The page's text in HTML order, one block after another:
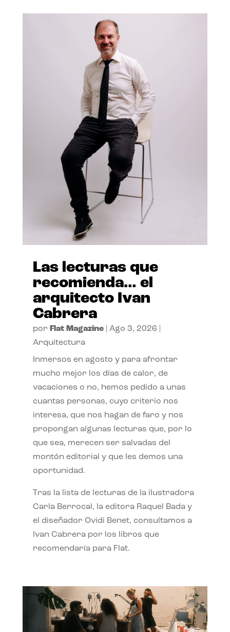
Las lecturas que
recomienda… el
arquitecto Ivan
Cabrera
por Flat Magazine| Ago 3, 2026
Arquitectura
Inmersos en agosto y para afrontar
mucho mejor los días de calor, de
vacaciones o no, hemos pedido a unas
cuantas personas, cuyo criterio nos
interesa, que nos hagan de faro y nos
propongan algunas lecturas que, por lo
que sea, merecen ser salvadas del
montón editorial y que les demos una
oportunidad.
Tras la lista de lecturas de la ilustradora
Carla Berrocal, la editora Raquel Bada y
el diseñador Ovidi Benet, consultamos a
Ivan Cabrera por los libros que
recomendaría para Flat.